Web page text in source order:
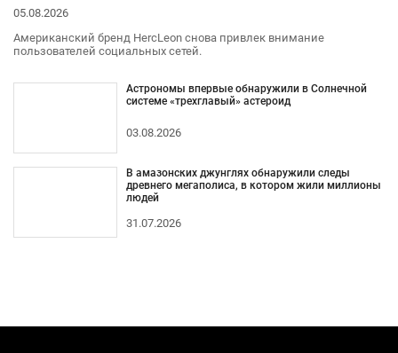
05.08.2026
Американский бренд HercLeon снова привлек внимание
пользователей социальных сетей.
Астрономы впервые обнаружили в Солнечной
системе «трехглавый» астероид
03.08.2026
В амазонских джунглях обнаружили следы
древнего мегаполиса, в котором жили миллионы
людей
31.07.2026